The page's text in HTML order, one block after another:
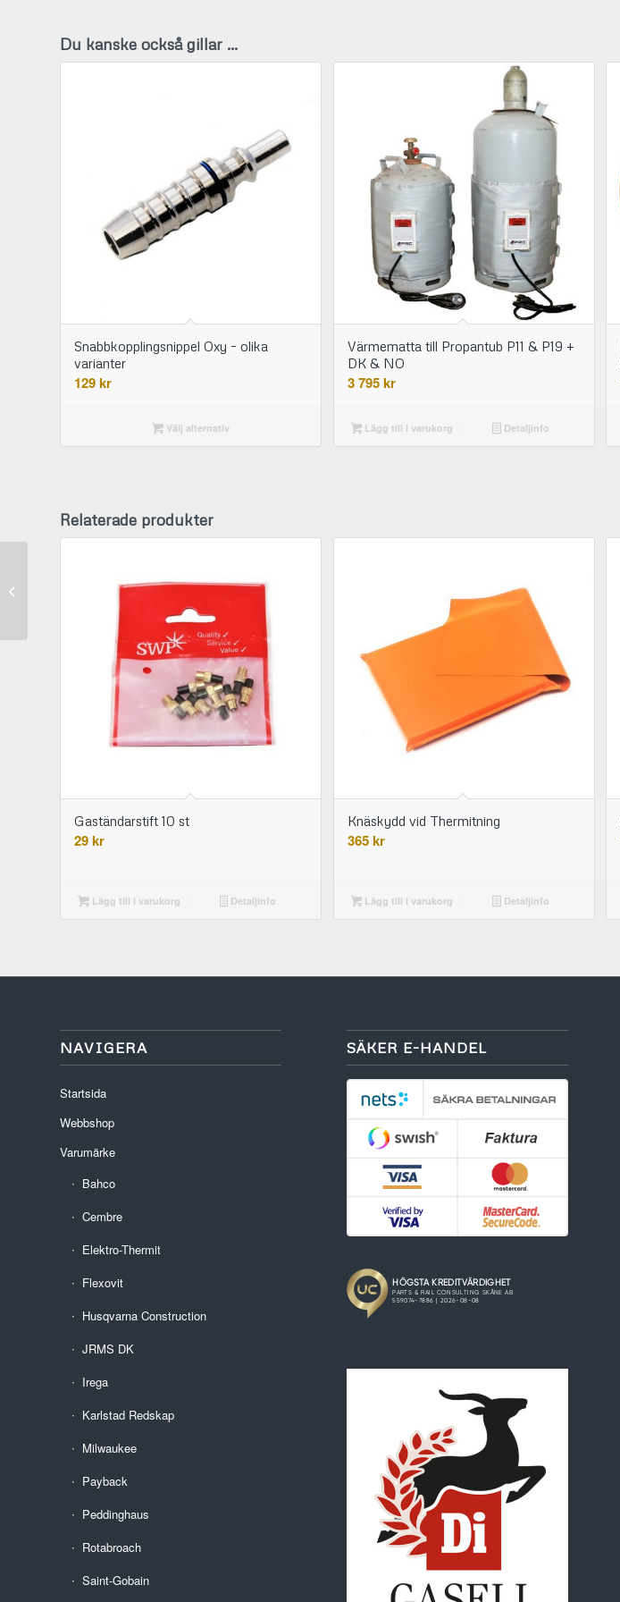
Du kanske också gillar …
Snabbkopplingsnippel Oxy – olika
varianter
129kr
Välj alternativ
Värmematta till Propantub P11 & P19 +
DK & NO
3 795kr
Lägg till i varukorg Detaljinfo
Relaterade produkter
Gaständarstift 10 st
29kr
Lägg till i varukorg Detaljinfo
Knäskydd vid Thermitning
365kr
Lägg till i varukorg Detaljinfo
NAVIGERA
Startsida
Webbshop
Varumärke
Bahco
Cembre
Elektro-Thermit
Flexovit
Husqvarna Construction
JRMS DK
Irega
Karlstad Redskap
Milwaukee
Payback
Peddinghaus
Rotabroach
Saint-Gobain
SÄKER E-HANDEL
4/3-vägsventil – Elektro